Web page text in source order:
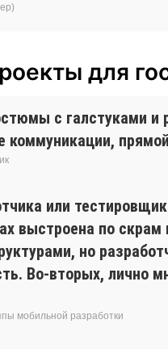
для
с галстуками и
коммуникации,
или
выстроена по
но
Во-вторых, лично
мобильной разработки